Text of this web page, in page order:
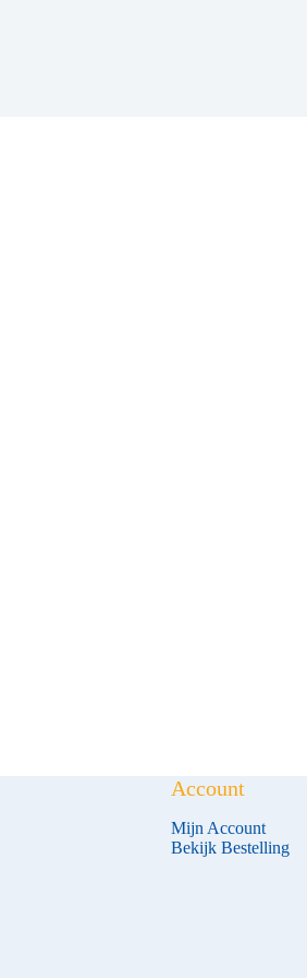
Account
Mijn Account
Bekijk Bestelling